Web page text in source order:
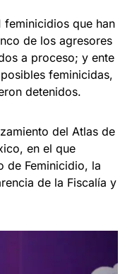
feminicidios que han
de los agresores
a proceso; y ente
feminicidas,
detenidos.
del Atlas de
en el que
de Feminicidio, la
de la Fiscalía y